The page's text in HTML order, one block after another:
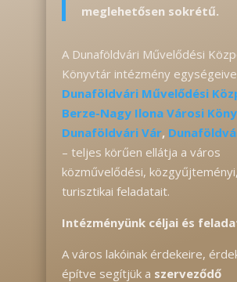
meglehetősen sokrétű.
A Dunaföldvári Művelődési
Könyvtár intézmény
Dunaföldvári Művelődési
Berze-Nagy Ilona Városi
Dunaföldvári Vár,
– teljes körűen ellátja a város
közművelődési, közgyűjteményi,
turisztikai feladatait.
Intézményünk céljai és
A város lakóinak érdekeire,
építve segítjük a szerveződő